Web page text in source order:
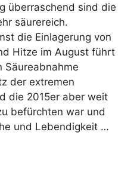
überraschend sind die
säurereich.
die Einlagerung von
Hitze im August führt
Säureabnahme
der extremen
die 2015er aber weit
befürchten war und
und Lebendigkeit …